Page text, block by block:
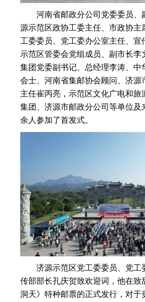
河南省邮政分公司党委委员、
源示范区政协工委主任、市政协主
工委委员、党工委办公室主任、宣
示范区管委会党组成员、副市长李
集团党委副书记、总经理李涛、中
会士、河南省集邮协会顾问、济源
主任崔丙亮，示范区文化广电和旅
集团、济源市邮政分公司等单位及
余人参加了首发式。
济源示范区党工委委员、党工
传部部长孔庆贺致欢迎词，他在致
洞天》特种邮票的正式发行，对于